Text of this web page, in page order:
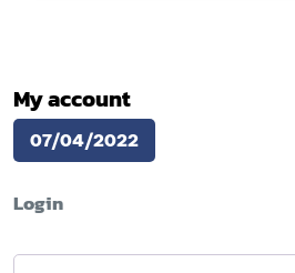
My account
07/04/2022
Login